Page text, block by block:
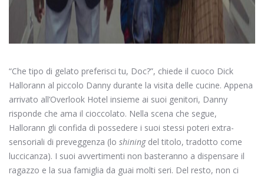
“Che tipo di gelato preferisci tu, Doc?”, chiede il cuoco Dick
Hallorann al piccolo Danny durante la visita delle cucine. Appena
arrivato all’Overlook Hotel insieme ai suoi genitori, Danny
risponde che ama il cioccolato. Nella scena che segue,
Hallorann gli confida di possedere i suoi stessi poteri extra-
sensoriali di preveggenza (lo shiningdel titolo, tradotto come
luccicanza). I suoi avvertimenti non basteranno a dispensare il
ragazzo e la sua famiglia da guai molti seri. Del resto, non ci